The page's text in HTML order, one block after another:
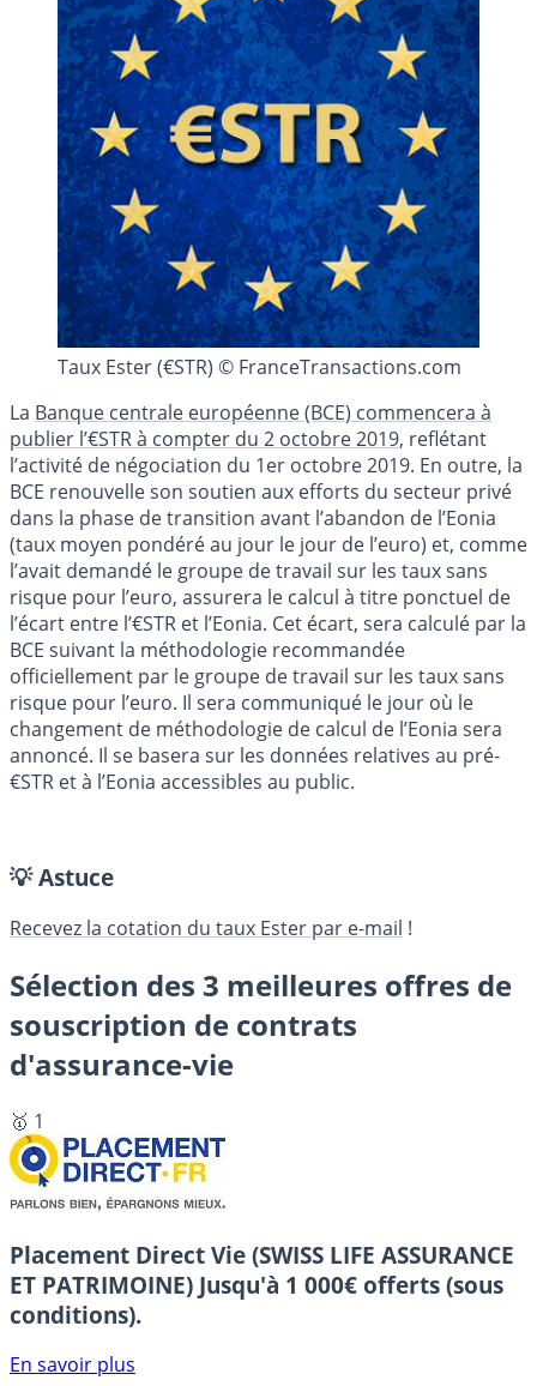
Taux Ester (€STR) © FranceTransactions.com
La Banque centrale européenne (BCE) commencera à
publier l’€STR à compter du 2 octobre 2019, reflétant
l’activité de négociation du 1er octobre 2019. En outre, la
BCE renouvelle son soutien aux efforts du secteur privé
dans la phase de transition avant l’abandon de l’Eonia
(taux moyen pondéré au jour le jour de l’euro) et, comme
l’avait demandé le groupe de travail sur les taux sans
risque pour l’euro, assurera le calcul à titre ponctuel de
l’écart entre l’€STR et l’Eonia. Cet écart, sera calculé par la
BCE suivant la méthodologie recommandée
officiellement par le groupe de travail sur les taux sans
risque pour l’euro. Il sera communiqué le jour où le
changement de méthodologie de calcul de l’Eonia sera
annoncé. Il se basera sur les données relatives au pré-
€STR et à l’Eonia accessibles au public.
💡 Astuce
Recevez la cotation du taux Ester par e-mail !
Sélection des 3 meilleures offres de
souscription de contrats
d'assurance-vie
🥇 1
Placement Direct Vie (SWISS LIFE ASSURANCE
ET PATRIMOINE) Jusqu'à 1 000€ offerts (sous
conditions).
En savoir plus